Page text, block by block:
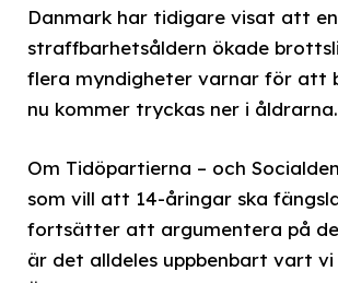
Danmark har tidigare visat att
straffbarhetsåldern ökade
flera myndigheter varnar för att
nu kommer tryckas ner i åldrarna.
Om Tidöpartierna – och
som vill att 14-åringar ska
fortsätter att argumentera på
är det alldeles uppbenbart vart